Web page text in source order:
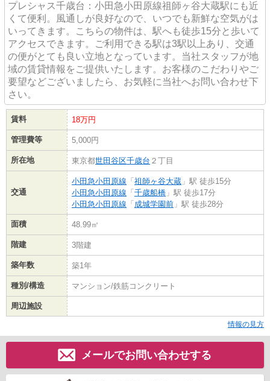
プレシャス千歳台：小田急小田原線祖師ヶ谷大蔵駅にも近
くて便利。風通しが良好なので、いつでも新鮮な空気がは
いってきます。こちらの物件は、駅へも徒歩15分と歩いて
アクセスできます。ご利用できる駅は3駅以上あり、交通
の便がとても良い立地となっています。当社スタッフが地
域の賃貸情報をご提供いたします。お客様のこだわりやご
要望などございましたら、お気軽に当社へお問い合わせ下
さい。
賃料 18万円
管理費等 5,000円
所在地 東京都世田谷区千歳台 ２丁目
交通
小田急小田原線 「 祖師ヶ谷大蔵 」駅 徒歩15分
小田急小田原線 「 千歳船橋 」駅 徒歩17分
小田急小田原線 「 成城学園前 」駅 徒歩28分
面積 48.99㎡
階建 3階建
築年数 築1年
種別/構造 マンション/鉄筋コンクリート
周辺施設
情報の見方
メールでお問い合わせする